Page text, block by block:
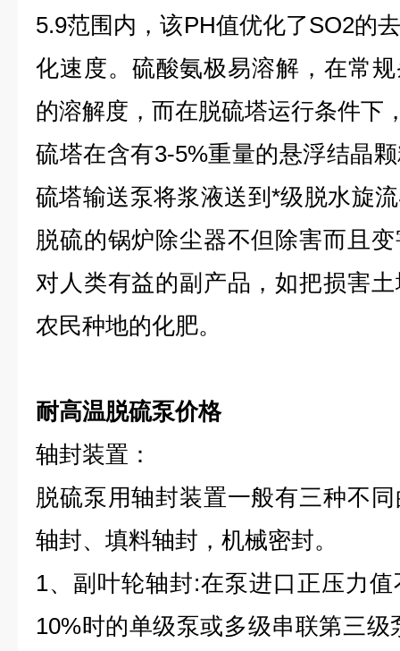
5.9范围内，该PH值优化了SO2的
化速度。硫酸氨极易溶解，在常
的溶解度，而在脱硫塔运行条件下
硫塔在含有3-5%重量的悬浮结晶
硫塔输送泵将浆液送到*级脱水旋
脱硫的锅炉除尘器不但除害而且
对人类有益的副产品，如把损害
农民种地的化肥。
耐高温脱硫泵价格
轴封装置：
脱硫泵用轴封装置一般有三种不
轴封、填料轴封，机械密封。
1、副叶轮轴封:在泵进口正压力
10%时的单级泵或多级串联第三